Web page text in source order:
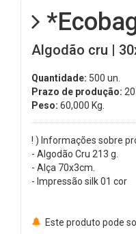
Algodão cru |
Quantidade: 500 un.
Prazo de produção:
Peso: 60,000 Kg.
! ) Informações sobre
- Algodão Cru 213 g.
- Alça 70x3cm.
- Impressão silk 01 cor
Este produto pode